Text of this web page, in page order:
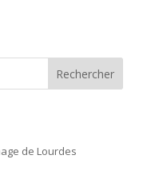
Rechercher
de Lourdes